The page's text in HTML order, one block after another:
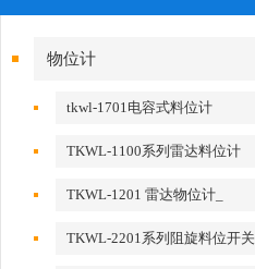
物位计
tkwl-1701电容式料位计
TKWL-1100系列雷达料位计
TKWL-1201 雷达物位计_
TKWL-2201系列阻旋料位开关